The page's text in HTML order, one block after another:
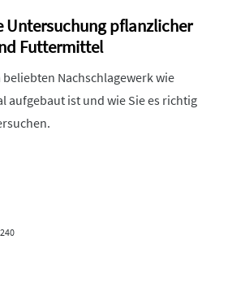
Untersuchung pflanzlicher
Futtermittel
Nachschlagewerk wie
aufgebaut ist und wie Sie es richtig